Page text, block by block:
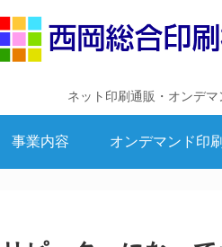
ネット印刷通販・オンデマ
事業内容 オンデマンド印刷